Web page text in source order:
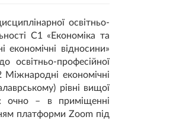
освітньо-
С1 «Економіка та
економічні відносини»
освітньо-професійної
Міжнародні економічні
рівні вищої
очно – в приміщенні
платформи Zoom під